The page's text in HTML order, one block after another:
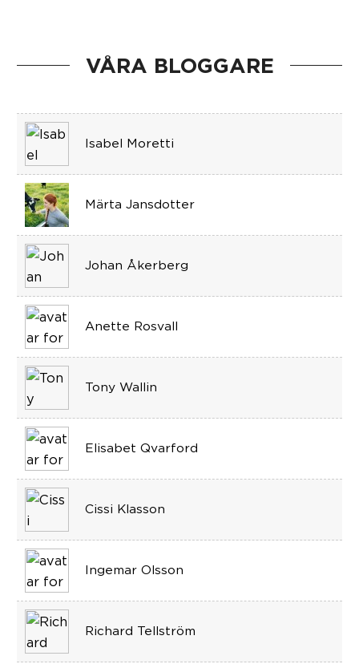
VÅRA BLOGGARE
Isabel Moretti
Märta Jansdotter
Johan Åkerberg
Anette Rosvall
Tony Wallin
Elisabet Qvarford
Cissi Klasson
Ingemar Olsson
Richard Tellström